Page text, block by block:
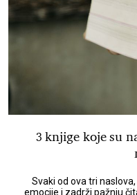
3 knjige koje su
Svaki od ova tri
emocije i zadrži pažnju